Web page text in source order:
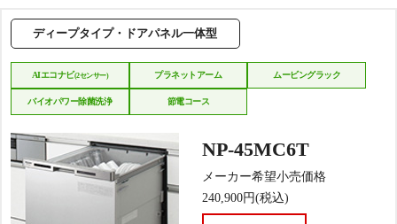
ディープタイプ・ドアパネル一体型
AIエコナビ(2センサー) プラネットアーム ムービングラック
バイオパワー除菌洗浄 節電コース
NP-45MC6T
メーカー希望小売価格
240,900円(税込)